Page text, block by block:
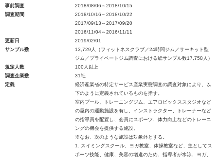
事前調査
2018/08/06～2018/10/15
調査期間
2018/10/16～2018/10/22
2017/09/13～2017/09/20
2016/11/04～2016/11/11
更新日
2019/02/01
サンプル数
13,729人（フィットネスクラブ／24時間ジム／サーキット型
ジム／プライベートジム調査における総サンプル数17,758人）
規定人数
100人以上
調査企業数
31社
定義
経済産業省の特定サービス産業実態調査の調査対象により、以
下のように定義されているものを指す。
室内プール、トレーニングジム、エアロビックススタジオなど
の屋内の運動施設を有し、インストラクター、トレーナーなど
の指導員を配置し、会員にスポーツ、体力向上などのトレーニ
ングの機会を提供する施設。
※なお、次のような施設は対象外とする。
1. スイミングスクール、ヨガ教室、体操教室など、主としてス
ポーツ技能、健康、美容の増進のため、指導者が水泳、ヨガ、